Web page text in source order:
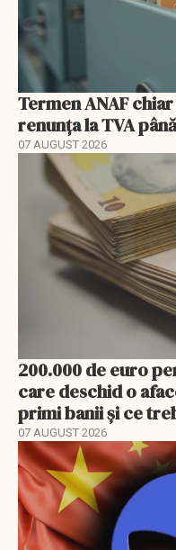
Termen ANAF
renunța la TVA
07 AUGUST 2026
200.000 de euro
care deschid o
primi banii și ce
07 AUGUST 2026